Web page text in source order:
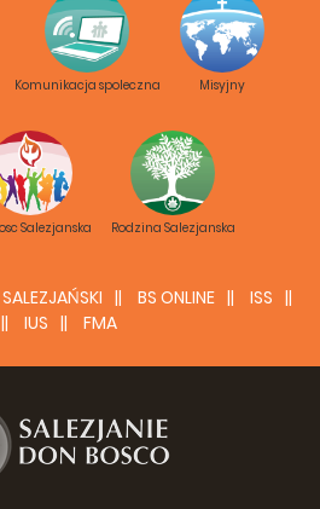
Komunikacja spoleczna Misyjny
Salezjanska Rodzina Salezjanska
BS ONLINE
ISS
IUS FMA